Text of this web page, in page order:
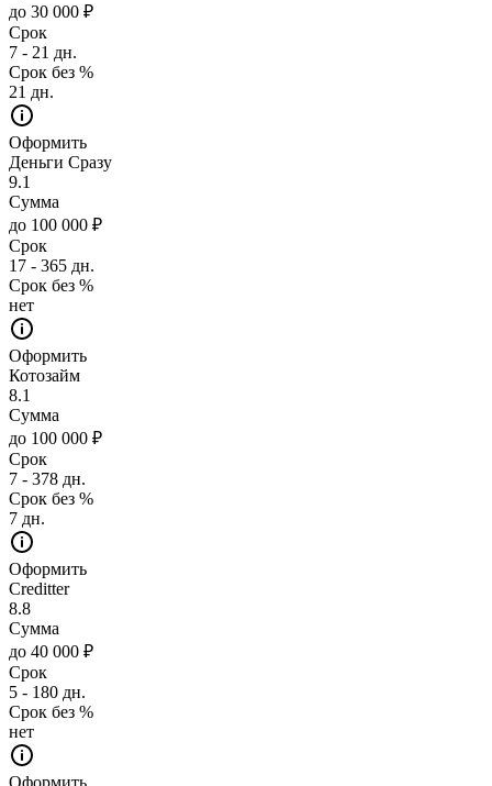
до 30 000 ₽
Срок
7 - 21 дн.
Срок без %
21 дн.
Оформить
Деньги Сразу
9.1
Сумма
до 100 000 ₽
Срок
17 - 365 дн.
Срок без %
нет
Оформить
Котозайм
8.1
Сумма
до 100 000 ₽
Срок
7 - 378 дн.
Срок без %
7 дн.
Оформить
Creditter
8.8
Сумма
до 40 000 ₽
Срок
5 - 180 дн.
Срок без %
нет
Оформить